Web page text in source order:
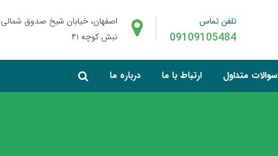
اصفهان، خیابان شیخ صدوق شمالی
نبش کوچه ۴۱
تلفن تماس
09109105484
سوالات متداول ارتباط با ما درباره ما